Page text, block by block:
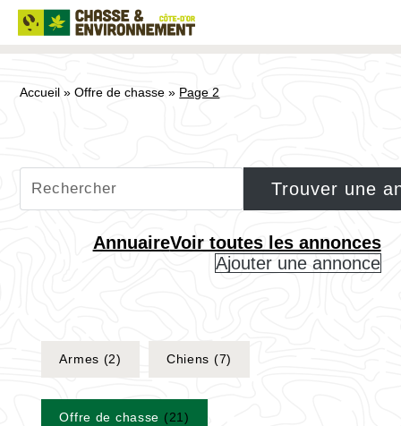
Accueil »Offre de chasse » Page 2
AnnuaireVoir toutes les annonces
Ajouter une annonce
Armes (2) Chiens (7)
Offre de chasse (21)